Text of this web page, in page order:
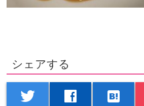
シェアする
twitter facebook hatenabookmark